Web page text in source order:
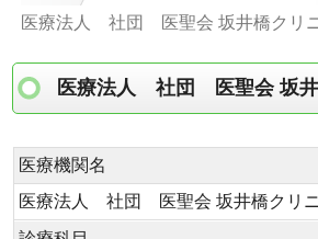
医療法人 社団 医聖会 坂井橋クリ
医療法人 社団 医聖会 坂井
医療機関名
医療法人 社団 医聖会 坂井橋クリ